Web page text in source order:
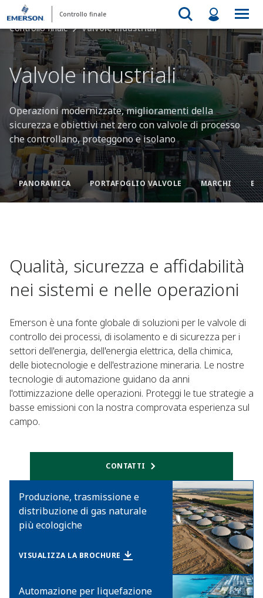
Controllo finale
Controllo finale Valvole industriali
Valvole industriali
Operazioni modernizzate, miglioramenti della
sicurezza e obiettivi net zero con valvole di processo
che controllano, proteggono e isolano
PANORAMICA PORTAFOGLIO VALVOLE MARCHI
Qualità, sicurezza e affidabilità
nei sistemi e nelle operazioni
Emerson è una fonte globale di soluzioni per le valvole di
controllo dei processi, di isolamento e di sicurezza per i
settori dell'energia, dell'energia elettrica, della chimica,
delle biotecnologie e dell'estrazione mineraria. Le nostre
tecnologie di automazione guidano da anni
l'ottimizzazione delle operazioni. Proteggi le tue strategie a
basse emissioni con la nostra comprovata esperienza sul
campo.
CONTATTI
Produzione, trasmissione e
distribuzione di gas naturale
più ecologiche
VISUALIZZA LA BROCHURE
Automazione per liquefazione